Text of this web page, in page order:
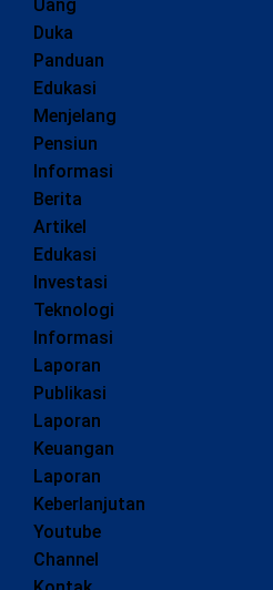
Uang
Duka
Panduan
Edukasi
Menjelang
Pensiun
Informasi
Berita
Artikel
Edukasi
Investasi
Teknologi
Informasi
Laporan
Publikasi
Laporan
Keuangan
Laporan
Keberlanjutan
Youtube
Channel